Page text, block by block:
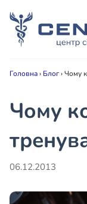
Головна› Блог›Чому
Чому
06.12.2013